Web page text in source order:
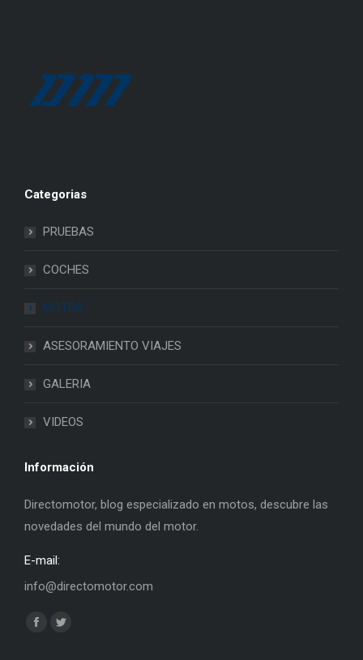
Categorias
PRUEBAS
COCHES
MOTOS
ASESORAMIENTO VIAJES
GALERIA
VIDEOS
Información
Directomotor, blog especializado en motos, descubre las
novedades del mundo del motor.
E-mail:
info@directomotor.com
Find us on:
Facebook
Twitter